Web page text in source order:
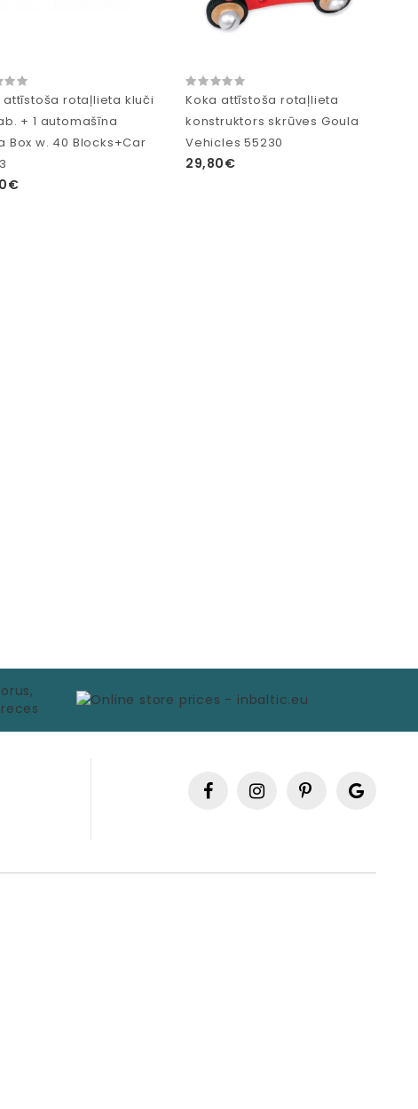
attīstoša rotaļlieta kluči
+ 1 automašīna
Box w. 40 Blocks+Car
Koka attīstoša rotaļlieta
konstruktors skrūves Goula
Vehicles 55230
29,80€